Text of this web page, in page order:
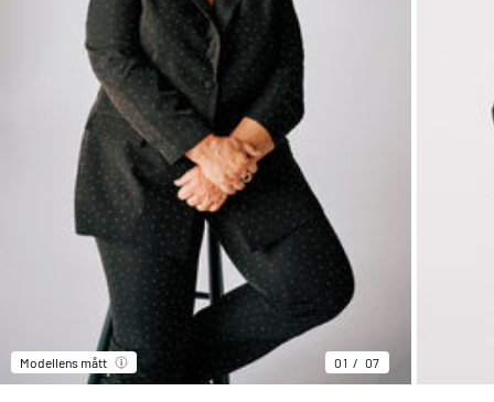
Modellens mått 01 07